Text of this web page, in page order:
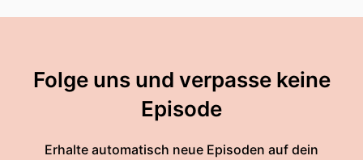
Folge uns und verpasse keine
Episode
Erhalte automatisch neue Episoden auf dein